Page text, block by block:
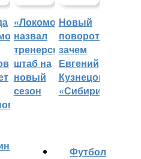
«Локомотив»
назвал
тренерский
штаб на
новый
сезон
Новый
поворот:
зачем
Евгений
Кузнецов
«Сибири»?
Футбол